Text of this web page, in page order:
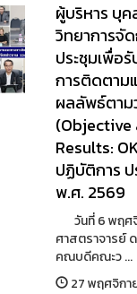
ผู้บริหาร บุ
วิทยาการจัด
ประชุมเพื่อ
การติดตาม
ผลลัพธ์ตาม
(Objective
Results:
ปฏิบัติการ
พ.ศ. 2569
วันที่ 6 พฤศ
ศาสตราจารย์
คณบดีคณะว ...
27 พฤศจิกา